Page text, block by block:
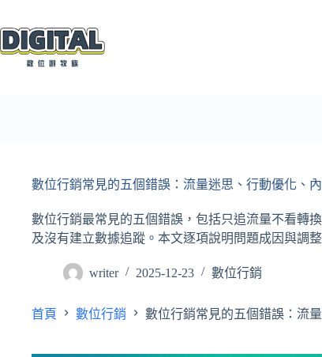
至
主
數位行銷常見的五個錯誤：流量迷思、行動優化、
數位行銷最常見的五個錯誤，包括只追流量不看轉
及沒有建立數據追蹤。本文逐項說明問題成因與調
writer 2025-12-23 數位行銷
首頁 數位行銷 數位行銷常見的五個錯誤：流